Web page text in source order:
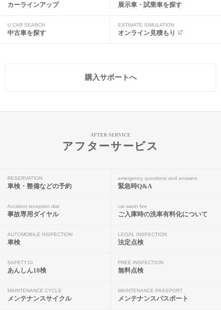
カーラインアップ 展示車・試乗車を探す
U CAR SEARCH
中古車を探す
ESTIMATE SIMULATION
オンライン見積もり
購入サポートへ
AFTER SERVICE
アフターサービス
RESERVATION
車検・整備などの予約
emergency questions and answers
緊急時Q&A
Accident reception dial
事故専用ダイヤル
car wash fee
ご入庫時の洗車有料化について
AUTOMOBILE INSPECTION
車検
LEGAL INSPECTION
法定点検
SAFETY10
あんしん10検
FREE INSPECTION
無料点検
MAINTENANCE CYCLE
メンテナンスサイクル
MAINTENANCE PASSPORT
メンテナンスパスポート